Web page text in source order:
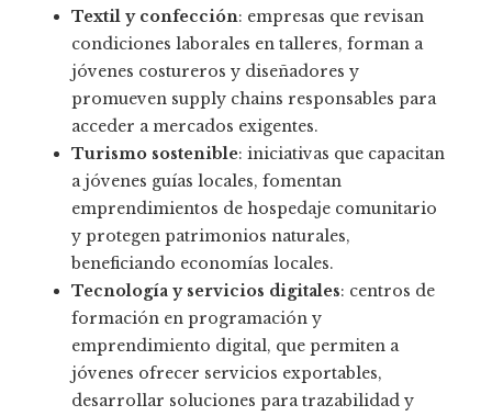
Textil y confección: empresas que revisan
condiciones laborales en talleres, forman a
jóvenes costureros y diseñadores y
promueven supply chains responsables para
acceder a mercados exigentes.
Turismo sostenible: iniciativas que capacitan
a jóvenes guías locales, fomentan
emprendimientos de hospedaje comunitario
y protegen patrimonios naturales,
beneficiando economías locales.
Tecnología y servicios digitales: centros de
formación en programación y
emprendimiento digital, que permiten a
jóvenes ofrecer servicios exportables,
desarrollar soluciones para trazabilidad y